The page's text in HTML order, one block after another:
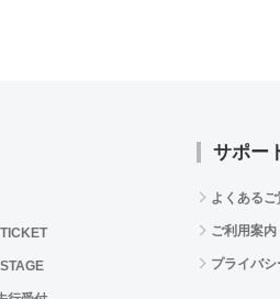
サポー
よくあるご
ご利用案内
プライバ